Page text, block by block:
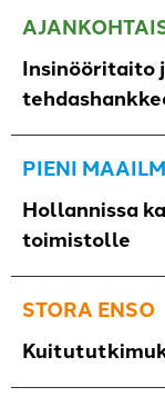
Insinööritaito
PIENI
Hollannissa
toimistolle
STORA ENSO